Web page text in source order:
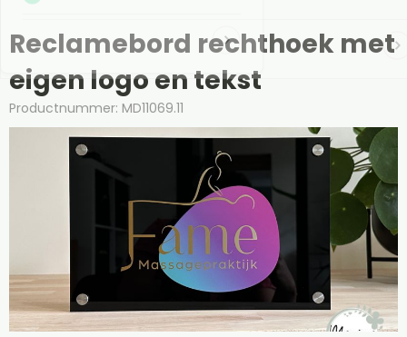
Reclamebord rechthoek met
eigen logo en tekst
Productnummer: MD11069.11